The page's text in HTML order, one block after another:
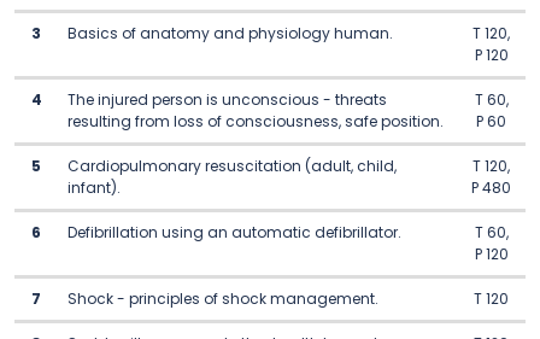
3 Basics of anatomy and physiology human.
T 120,
P 120
4
The injured person is unconscious - threats
resulting from loss of consciousness, safe position.
T 60,
P 60
5
Cardiopulmonary resuscitation (adult, child,
infant).
T 120,
P 480
6 Defibrillation using an automatic defibrillator.
T 60,
P 120
7 Shock - principles of shock management. T 120